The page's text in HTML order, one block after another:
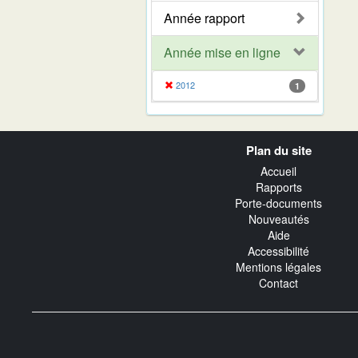
Année rapport
Année mise en ligne
2012 1
Plan du site
Accueil
Rapports
Porte-documents
Nouveautés
Aide
Accessibilité
Mentions légales
Contact